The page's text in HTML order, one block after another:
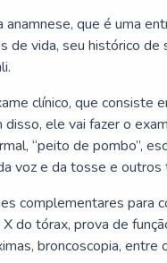
que é uma
de vida, seu histórico de
clínico, que consiste
ele vai fazer o
“peito de pombo”,
voz e da tosse e
complementares para
do tórax, prova de
broncoscopia, entre